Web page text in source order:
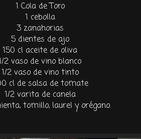
1 Cola de Toro
1 cebolla
3 zanahorias
5 dientes de ajo
150 cl aceite de oliva
2 vaso de vino blanco
1/2 vaso de vino tinto
cl de salsa de tomate
1/2 varita de canela
tomillo, laurel y orégano.